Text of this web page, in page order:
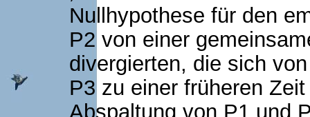
Nullhypothese für den
P2 von einer
divergierten, die sich
P3 zu einer früheren
Abspaltung von P1 und